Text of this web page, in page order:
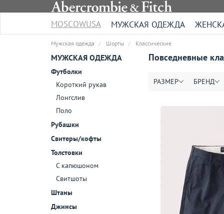
MOSCOWUSA МУЖСКАЯ ОДЕЖДА
Мужская одежда Шорты Классические
МУЖСКАЯ ОДЕЖДА
Футболки
Короткий рукав
Лонгслив
Поло
Рубашки
Свитеры/кофты
Толстовки
С капюшоном
Свитшоты
Штаны
Джинсы
Повседневные
РАЗМЕР БРЕНД